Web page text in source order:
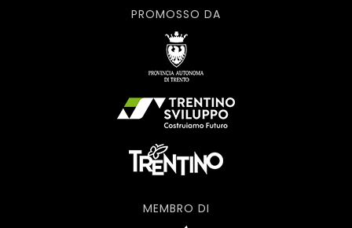
PROMOSSO DA
MEMBRO DI